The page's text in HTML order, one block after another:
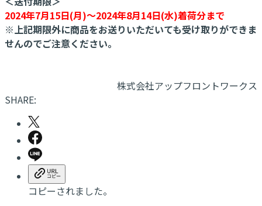
2024年7月15日(月)～2024年8月14日(水)着荷分まで
※上記期限外に商品をお送りいただいても受け取りができま
せんのでご注意ください。
株式会社アップフロントワークス
SHARE:
コピーされました。